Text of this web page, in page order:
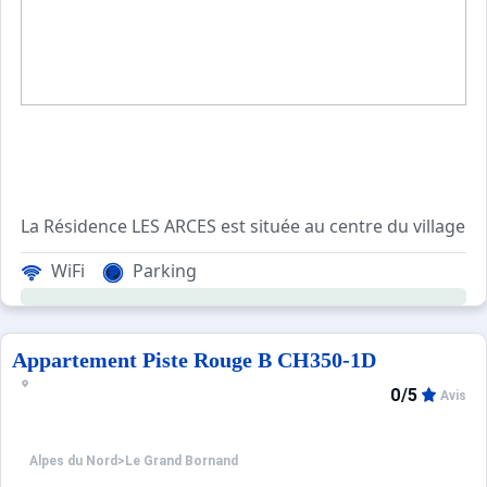
La Résidence LES ARCES est située au
Résidence non chauffée de début mai à mi-octobre.
Les Plus de cette location à la montagne :
WiFi Parking
Appartement Piste Rouge B CH350-1D
Alpes du Nord > Le Grand Bornand
0/5 Avis